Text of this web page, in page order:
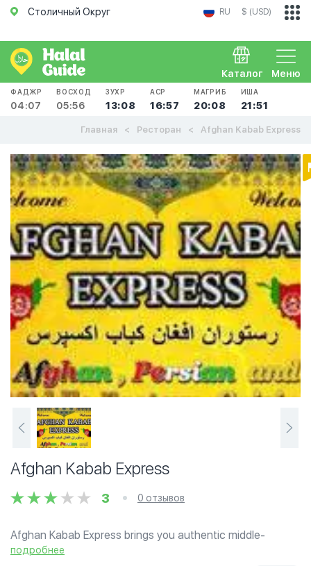
Столичный Округ RU $ (USD)
Меню
Каталог
ФАДЖР
04:07
ВОСХОД
05:56
ЗУХР
13:08
АСР
16:57
МАГРИБ
20:08
ИША
21:51
Главная Ресторан Afghan Kabab Express
Afghan Kabab Express
3 0 отзывов
Afghan Kabab Express brings you authentic middle-
eastern, delicious, halal dining for all occasions. Come
подробнее